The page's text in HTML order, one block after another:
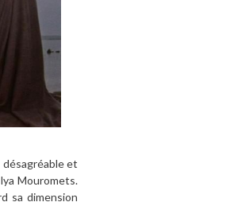
désagréable et
Mouromets.
sa dimension